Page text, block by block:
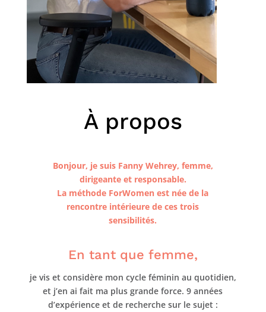
À propos
Bonjour, je suis Fanny Wehrey, femme,
dirigeante et responsable.
La méthode ForWomen est née de la
rencontre intérieure de ces trois
sensibilités.
En tant que femme,
je vis et considère mon cycle féminin au quotidien,
et j’en ai fait ma plus grande force. 9 années
d’expérience et de recherche sur le sujet :